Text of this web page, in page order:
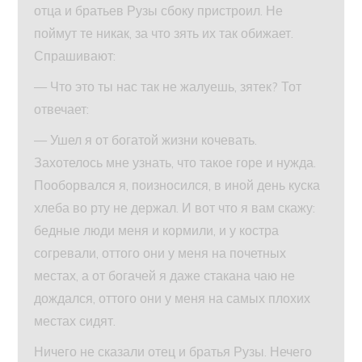
отца и братьев Рузы сбоку пристроил. Не
поймут те никак, за что зять их так обижает.
Спрашивают:
— Что это ты нас так не жалуешь, зятек? Тот
отвечает:
— Ушел я от богатой жизни кочевать.
Захотелось мне узнать, что такое горе и нужда.
Пооборвался я, поизносился, в иной день куска
хлеба во рту не держал. И вот что я вам скажу:
бедные люди меня и кормили, и у костра
согревали, оттого они у меня на почетных
местах, а от богачей я даже стакана чаю не
дождался, оттого они у меня на самых плохих
местах сидят.
Ничего не сказали отец и братья Рузы. Нечего